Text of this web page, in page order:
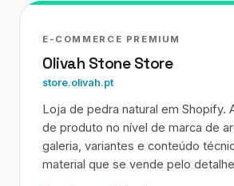
E-COMMERCE PREMIUM
Olivah Stone Store
store.olivah.pt
Loja de pedra natural em Shopify.
de produto no nível de marca de
galeria, variantes e conteúdo
material que se vende pelo